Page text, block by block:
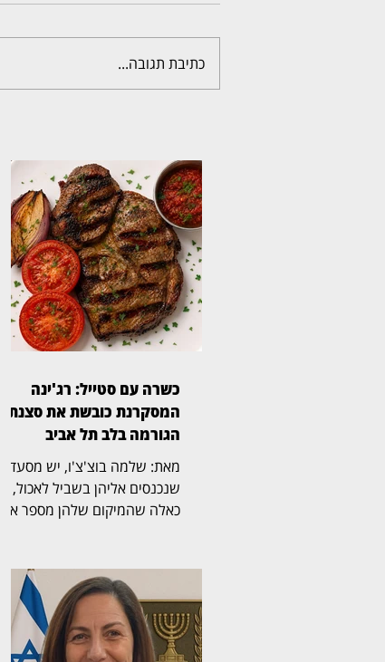
כתיבת תגובה...
כשרה עם סטייל: רג'ינה
המסקרנת כובשת את סצנת
הגורמה בלב תל אביב
מאת: שלמה בוצ'צ'ו, יש מסעדות
שנכנסים אליהן בשביל לאכול, ויש
כאלה שהמיקום שלהן מספר את
כשרה וגינת אירועים במבנה 10
במתחם התחנה שבנווה צדק,
משלבת מבנה היסטורי, גינה
רחבת ידיים, קרבה לים ומטבח